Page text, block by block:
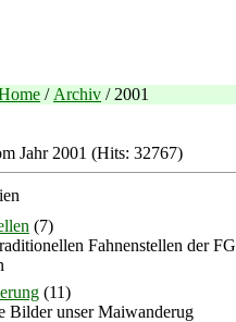
/ Archiv / 2001
Jahr 2001 (Hits: 32767)
(7)
Fahnenstellen der FG
(11)
Bilder unser Maiwanderug